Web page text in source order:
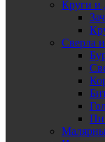
Круги и
Сверла